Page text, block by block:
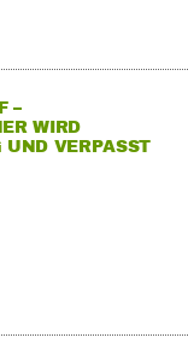
–
WIRD
VERPASST